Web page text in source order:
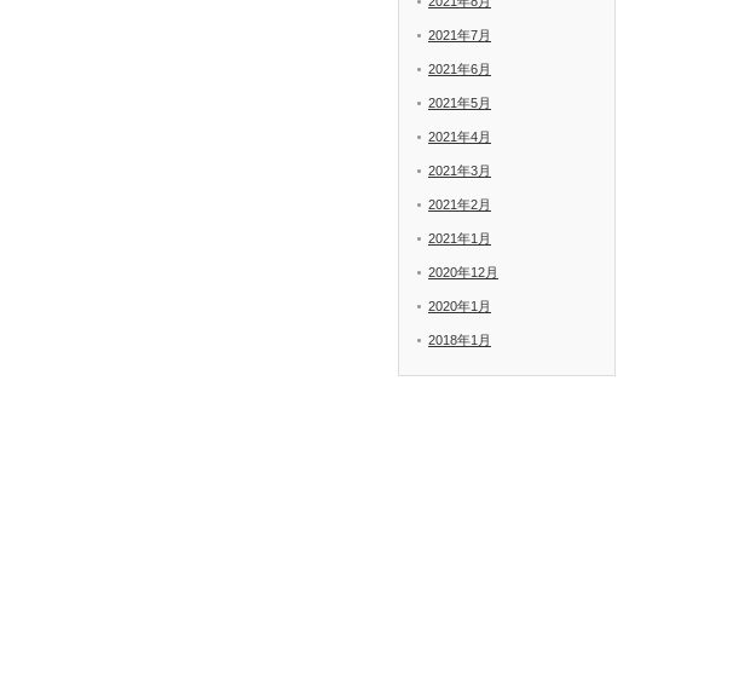
2021年7月
2021年6月
2021年5月
2021年4月
2021年3月
2021年2月
2021年1月
2020年12月
2020年1月
2018年1月